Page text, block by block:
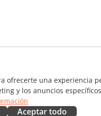
ofrecerte una experiencia
y los anuncios
Aceptar todo